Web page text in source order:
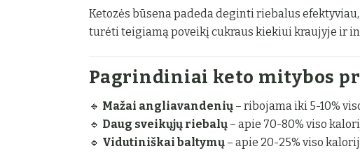
Ketozės būsena padeda deginti riebalus
turėti teigiamą poveikį cukraus kiekiui kraujyje ir
Pagrindiniai keto mitybos
🔹 Mažai angliavandenių – ribojama iki 5-10%
🔹 Daug sveikųjų riebalų – apie 70-80% viso
🔹 Vidutiniškai baltymų – apie 20-25% viso